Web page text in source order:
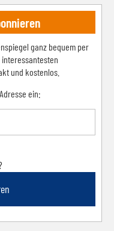
ganz bequem per
interessantesten
und kostenlos.
ein: